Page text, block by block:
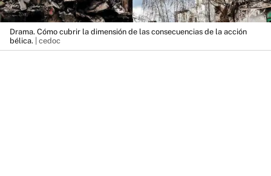
Drama. Cómo cubrir la dimensión de las consecuencias de la acción
bélica. | cedoc